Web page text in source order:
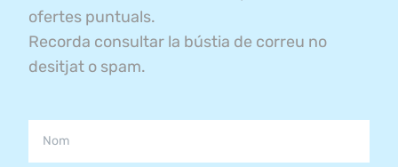
ofertes puntuals.
Recorda consultar la bústia de correu no
desitjat o spam.